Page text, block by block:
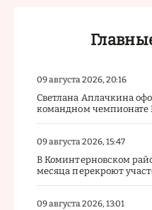
09 августа 2026, 20:16
Светлана Аплачкина
командном чемпионате
09 августа 2026, 15:47
В Коминтерновском
месяца перекроют
09 августа 2026, 13:01